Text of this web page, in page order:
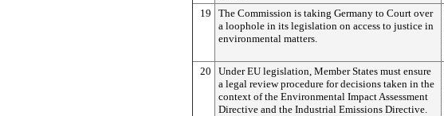
19
The Commission is taking Germany to Court over
a loophole in its legislation on access to justice in
environmental matters.
20
Under EU legislation, Member States must ensure
a legal review procedure for decisions taken in the
context of the Environmental Impact Assessment
Directive and the Industrial Emissions Directive.